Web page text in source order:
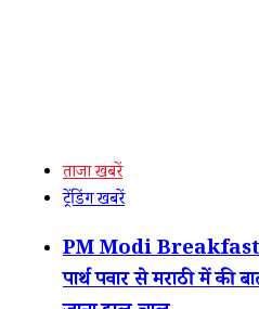
ताजा खबरें
ट्रेंडिंग खबरें
PM Modi Breakfast
पार्थ पवार से मराठी में की